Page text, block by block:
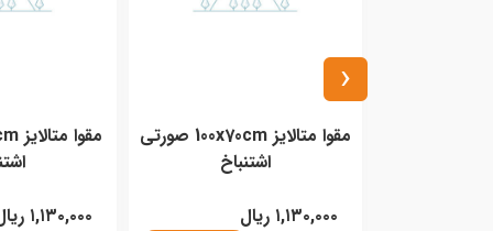
مقوا متالایز 100x70cm صورتی
اشتنباخ
۱,۱۳۰,۰۰۰ ریال
۱,۱۳۰,۰۰۰ ریال
‹